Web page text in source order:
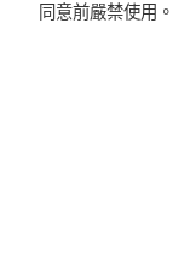
同意前嚴禁使用。